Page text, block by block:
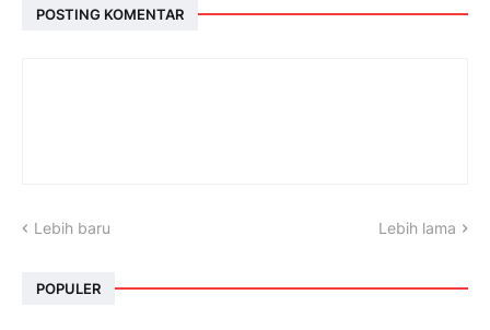
POSTING KOMENTAR
Lebih baru Lebih lama
POPULER